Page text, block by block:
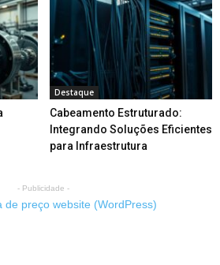
Destaque
Cabeamento Estruturado:
Integrando Soluções Eficientes
para Infraestrutura
- Publicidade -